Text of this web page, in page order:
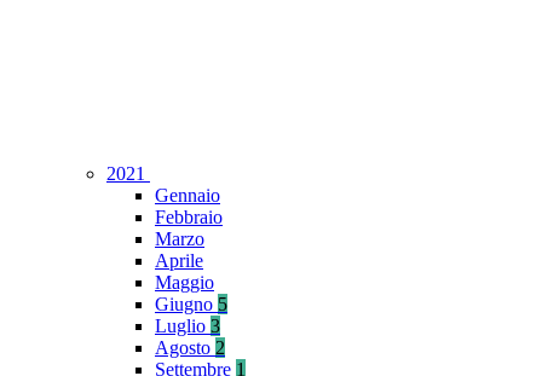
2021
Gennaio
Febbraio
Marzo
Aprile
Maggio
Giugno 5
Luglio 3
Agosto 2
Settembre 1